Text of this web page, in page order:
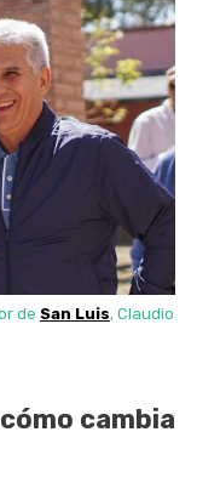
de San Luis, Claudio
cambia